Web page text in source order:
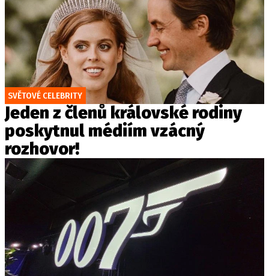
SVĚTOVÉ CELEBRITY
Jeden z členů královské rodiny
poskytnul médiím vzácný
rozhovor!